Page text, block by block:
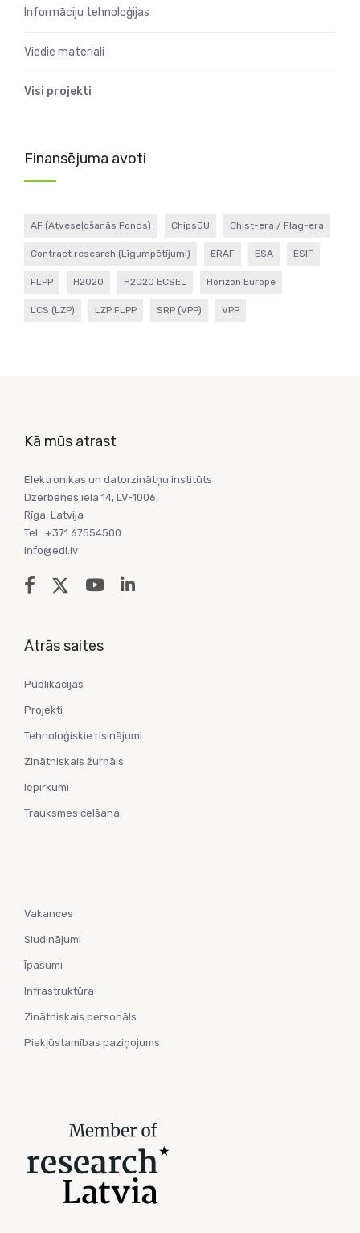
Informāciju tehnoloģijas
Viedie materiāli
Visi projekti
Finansējuma avoti
AF (Atveseļošanās Fonds) ChipsJU Chist-era / Flag-era
Contract research (Līgumpētījumi) ERAF ESA ESIF
FLPP H2020 H2020 ECSEL Horizon Europe
LCS (LZP) LZP FLPP SRP (VPP) VPP
Kā mūs atrast
Elektronikas un datorzinātņu institūts
Dzērbenes iela 14, LV-1006,
Rīga, Latvija
Tel.: +371 67554500
info@edi.lv
Ātrās saites
Publikācijas
Projekti
Tehnoloģiskie risinājumi
Zinātniskais žurnāls
Iepirkumi
Trauksmes celšana
Vakances
Sludinājumi
Īpašumi
Infrastruktūra
Zinātniskais personāls
Piekļūstamības paziņojums